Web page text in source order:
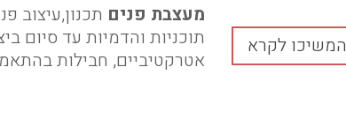
המשיכו לקרא
מעצבת פנים תכנון,עיצוב
תוכניות והדמיות עד סיום
אטרקטיביים, חבילות